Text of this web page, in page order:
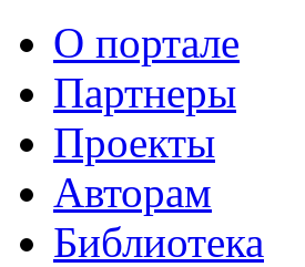
О портале
Партнеры
Проекты
Авторам
Библиотека